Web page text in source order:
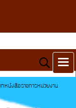
ทหนังสือราชการหน่วยงาน